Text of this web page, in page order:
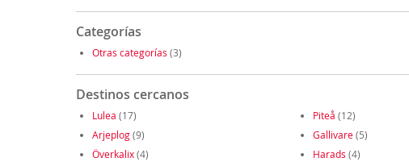
Categorías
Otras categorías (3)
Destinos cercanos
Lulea (17) Piteå (12)
Arjeplog(9) Gallivare(5)
Överkalix(4) Harads (4)